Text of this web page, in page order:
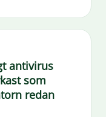
antivirus
som
redan